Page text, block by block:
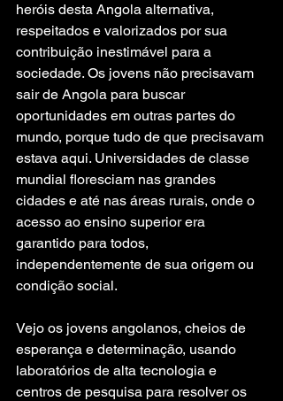
heróis desta Angola alternativa,
respeitados e valorizados por sua
contribuição inestimável para a
sociedade. Os jovens não precisavam
sair de Angola para buscar
oportunidades em outras partes do
mundo, porque tudo de que precisavam
estava aqui. Universidades de classe
mundial floresciam nas grandes
cidades e até nas áreas rurais, onde o
acesso ao ensino superior era
garantido para todos,
independentemente de sua origem ou
condição social.
Vejo os jovens angolanos, cheios de
esperança e determinação, usando
laboratórios de alta tecnologia e
centros de pesquisa para resolver os